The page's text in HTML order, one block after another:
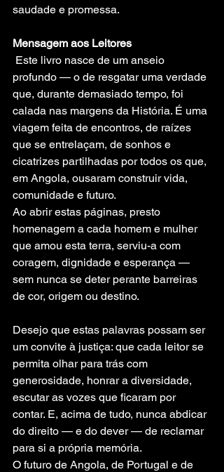
saudade e promessa.
Mensagem aos Leitores
Este livro nasce de um anseio
profundo — o de resgatar uma verdade
que, durante demasiado tempo, foi
calada nas margens da História. É uma
viagem feita de encontros, de raízes
que se entrelaçam, de sonhos e
cicatrizes partilhadas por todos os que,
em Angola, ousaram construir vida,
comunidade e futuro.
Ao abrir estas páginas, presto
homenagem a cada homem e mulher
que amou esta terra, serviu-a com
coragem, dignidade e esperança —
sem nunca se deter perante barreiras
de cor, origem ou destino.
Desejo que estas palavras possam ser
um convite à justiça: que cada leitor se
permita olhar para trás com
generosidade, honrar a diversidade,
escutar as vozes que ficaram por
contar. E, acima de tudo, nunca abdicar
do direito — e do dever — de reclamar
para si a própria memória.
O futuro de Angola, de Portugal e de